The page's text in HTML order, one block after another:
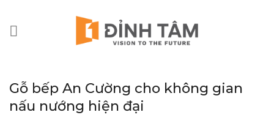
nội
Gỗ bếp An Cường cho không gian
nấu nướng hiện đại